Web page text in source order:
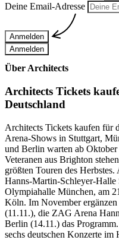
Deine Email-Adresse
Anmelden
Anmelden
Über Architects
Architects Tickets
Deutschland
Architects Tickets kaufen für
Arena-Shows in Stuttgart,
und Berlin warten ab
Veteranen aus Brighton
größten Touren des
Hanns-Martin-Schleyer-
Olympiahalle München, am
Köln. Im November
(11.11.), die ZAG Arena
Berlin (14.11.) das
sechs deutschen Konzerte im